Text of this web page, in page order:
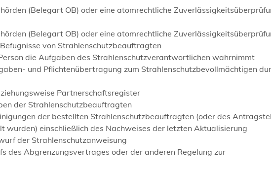
(Belegart OB) oder eine atomrechtliche
(Belegart OB) oder eine atomrechtliche
von Strahlenschutzbeauftragten
die Aufgaben des Strahlenschutzverantwortlichen wahrnimmt
und Pflichtenübertragung zum Strahlenschutzbevollmächtigen
Partnerschaftsregister
der Strahlenschutzbeauftragten
der bestellten Strahlenschutzbeauftragten (oder des
einschließlich des Nachweises der letzten Aktualisierung
der Strahlenschutzanweisung
des Abgrenzungsvertrages oder der anderen Regelung zur